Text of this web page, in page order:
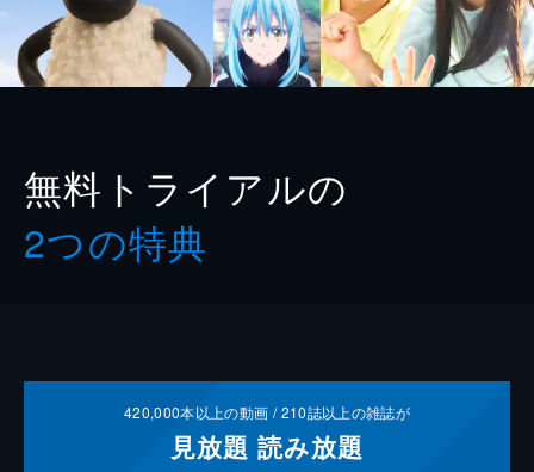
無料トライアルの
2つの特典
420,000本以上の動画 /210誌以上の雑誌が
見放題 読み放題